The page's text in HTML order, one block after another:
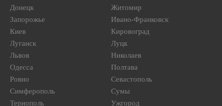
Донецк
Житомир
Запорожье
Ивано-Франковск
Киев
Кировоград
Луганск
Луцк
Львов
Николаев
Одесса
Полтава
Ровно
Севастополь
Симферополь
Сумы
Тернополь
Ужгород